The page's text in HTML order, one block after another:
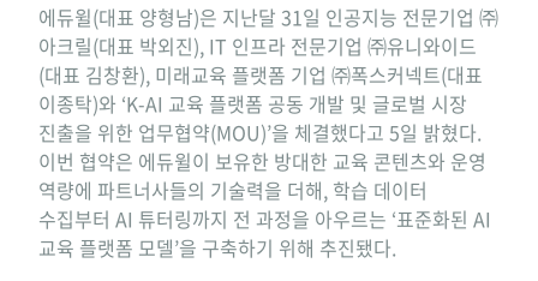
에듀윌(대표 양형남)은 지난달 31일 인공지능 전문기업 ㈜
아크릴(대표 박외진), IT 인프라 전문기업 ㈜유니와이드
(대표 김창환), 미래교육 플랫폼 기업 ㈜폭스커넥트(대표
이종탁)와 ‘K-AI 교육 플랫폼 공동 개발 및 글로벌 시장
진출을 위한 업무협약(MOU)’을 체결했다고 5일 밝혔다.
이번 협약은 에듀윌이 보유한 방대한 교육 콘텐츠와 운영
역량에 파트너사들의 기술력을 더해, 학습 데이터
수집부터 AI 튜터링까지 전 과정을 아우르는 ‘표준화된 AI
교육 플랫폼 모델’을 구축하기 위해 추진됐다.